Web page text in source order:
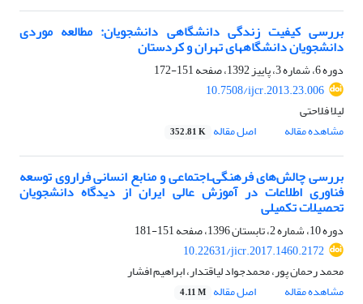
بررسی کیفیت زندگی دانشگاهی دانشجویان: مطالعه موردی
دانشجویان دانشگاههای تهران و کردستان
دوره 6، شماره 3، پاییز 1392، صفحه
151-172
10.7508/ijcr.2013.23.006
لیلا فلاحتی
مشاهده مقاله
اصل مقاله 352.81 K
بررسی چالش‌های فرهنگی‌ـ‌اجتماعی و منابع انسانی فراروی توسعه
فناوری اطلاعات در آموزش عالی ایران از دیدگاه دانشجویان
تحصیلات تکمیلی
دوره 10، شماره 2، تابستان 1396، صفحه
151-181
10.22631/jicr.2017.1460.2172
محمد رحمان پور، محمدجواد لیاقتدار، ابراهیم افشار
مشاهده مقاله
اصل مقاله 4.11 M